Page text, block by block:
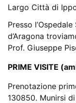
Largo Città di
Presso
d’Aragona
Prof. Giuseppe
PRIME VISITE
Prenotazione
130850. Munirsi